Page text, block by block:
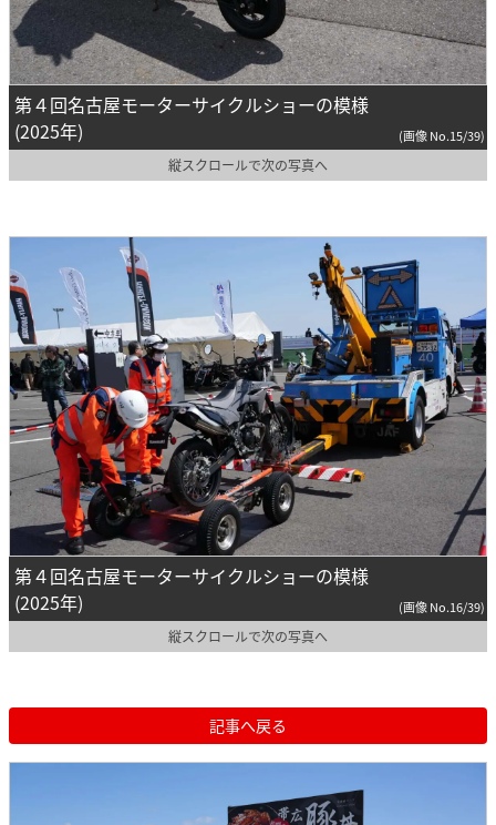
第４回名古屋モーターサイクルショーの模様
(2025年)
(画像 No.15/39)
縦スクロールで次の写真へ
第４回名古屋モーターサイクルショーの模様
(2025年)
(画像 No.16/39)
縦スクロールで次の写真へ
記事へ戻る